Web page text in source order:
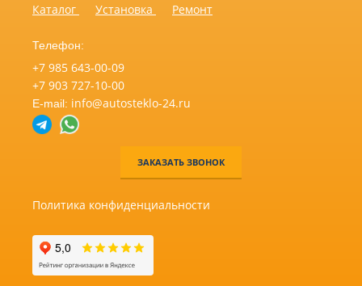
Каталог Установка Ремонт
Телефон:
+7 985 643-00-09
+7 903 727-10-00
E-mail: info@autosteklo-24.ru
ЗАКАЗАТЬ ЗВОНОК
Политика конфиденциальности